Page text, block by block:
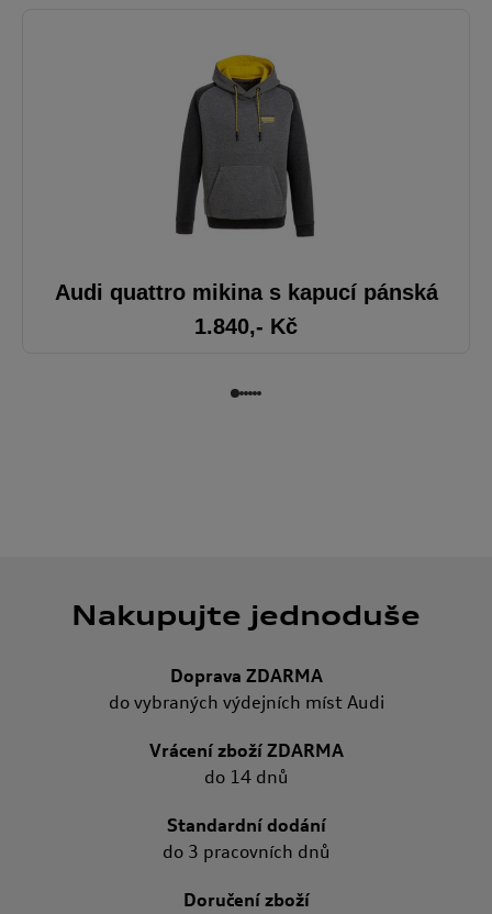
Audi quattro mikina s kapucí pánská
1.840,- Kč
Nakupujte jednoduše
Doprava ZDARMA
do vybraných výdejních míst Audi
Vrácení zboží ZDARMA
do 14 dnů
Standardní dodání
do 3 pracovních dnů
Doručení zboží